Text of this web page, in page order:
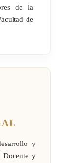
de la
de
y
Docente y